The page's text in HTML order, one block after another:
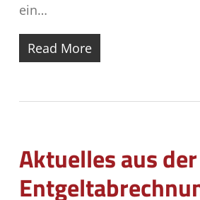
ein…
Read More
Aktuelles aus der